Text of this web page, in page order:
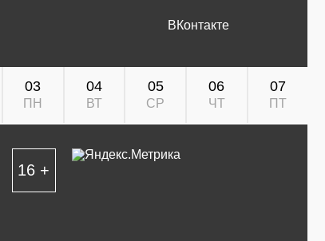
ВКонтакте
03
ПН
04
ВТ
05
СР
06
ЧТ
07
ПТ
16 +